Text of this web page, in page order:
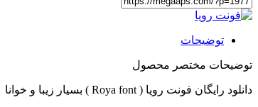
توضیحات
توضیحات مختصر محصول
دانلود رایگان فونت رویا ( Roya font ) بسیار زیبا و خوانا